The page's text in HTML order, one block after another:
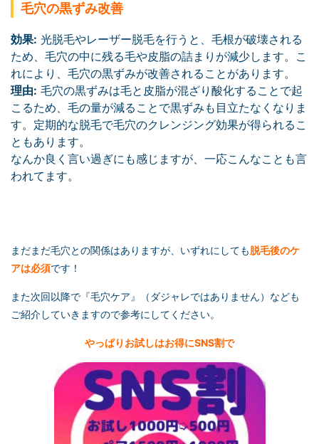
毛穴の黒ずみ改善
効果: 光脱毛やレーザー脱毛を行うと、毛根が破壊される
ため、毛穴の中に残る毛や皮脂の詰まりが減少します。こ
れにより、毛穴の黒ずみが改善されることがあります。
理由: 毛穴の黒ずみは毛と皮脂が混ざり酸化することで起
こるため、毛の量が減ることで黒ずみも目立たなくなりま
す。定期的な脱毛で毛穴のクレンジング効果が得られるこ
ともあります。
なんか良く言い過ぎにも感じますが、一応こんなことも言
われてます。
まだまだ毛穴との関係はありますが、いずれにしても脱毛後のケ
アは必須です！
また次回以降で『毛穴ケア』（ダジャレではありません）なども
ご紹介していきますので参考にしてください。
やっぱりお試しはお得にSNS割で